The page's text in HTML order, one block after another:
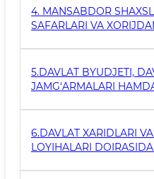
SHARTNOMALAR
QILINADIGAN
4. MANSABDOR
SAFARLARI VA
(XIZMAT SAFARINING
MAQSADI, SUTKALIK
YASHASH BILAN
5.DAVLAT BYUDJETI,
JAMG‘ARMALARI
JAMG‘ARMALARI
REJALASHTIRILGAN
XIZMATLAR)
6.DAVLAT XARIDLARI
LOYIHALARI
BO‘YICHA TASHKIL